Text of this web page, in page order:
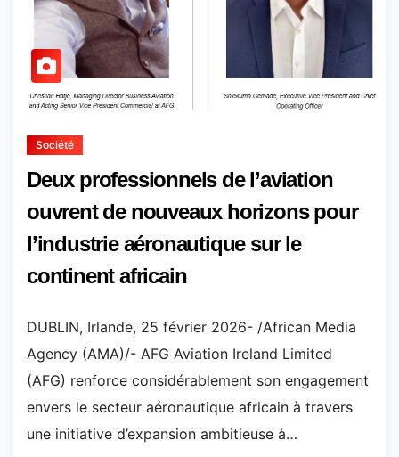
Société
Deux professionnels de l’aviation
ouvrent de nouveaux horizons pour
l’industrie aéronautique sur le
continent africain
DUBLIN, Irlande, 25 février 2026- /African Media
Agency (AMA)/- AFG Aviation Ireland Limited
(AFG) renforce considérablement son engagement
envers le secteur aéronautique africain à travers
une initiative d’expansion ambitieuse à…